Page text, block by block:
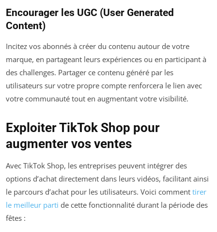
Encourager les UGC (User Generated
Content)
Incitez vos abonnés à créer du contenu autour de votre
marque, en partageant leurs expériences ou en participant à
des challenges. Partager ce contenu généré par les
utilisateurs sur votre propre compte renforcera le lien avec
votre communauté tout en augmentant votre visibilité.
Exploiter TikTok Shop pour
augmenter vos ventes
Avec TikTok Shop, les entreprises peuvent intégrer des
options d’achat directement dans leurs vidéos, facilitant ainsi
le parcours d’achat pour les utilisateurs. Voici comment tirer
le meilleur parti de cette fonctionnalité durant la période des
fêtes :